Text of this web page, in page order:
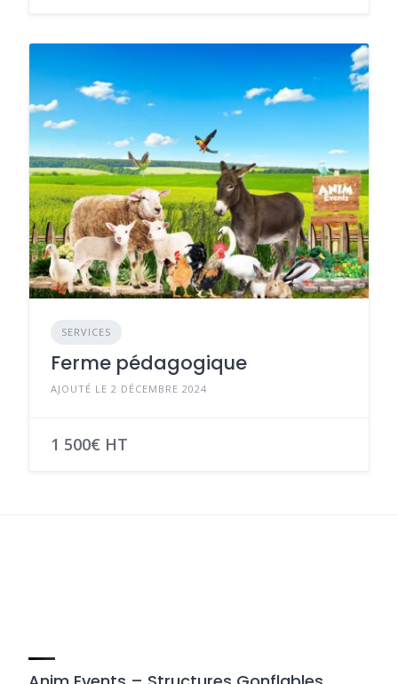
SERVICES
Ferme pédagogique
AJOUTÉ LE 2 DÉCEMBRE 2024
1 500€ HT